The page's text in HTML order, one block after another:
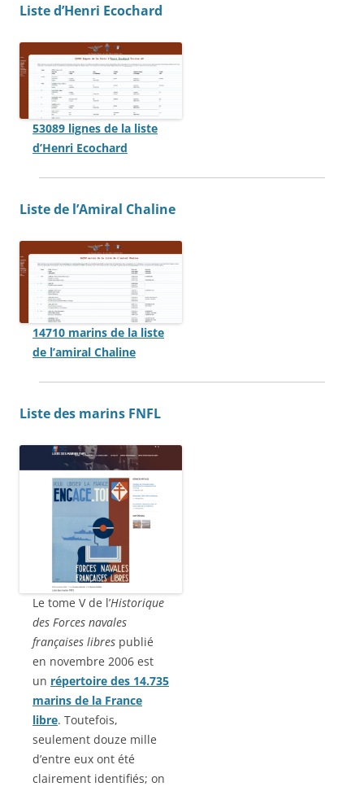
Liste d’Henri Ecochard
53089 lignes de la liste
d’Henri Ecochard
Liste de l’Amiral Chaline
14710 marins de la liste
de l’amiral Chaline
Liste des marins FNFL
Le tome V de l’Historique
des Forces navales
françaises libres publié
en novembre 2006 est
un répertoire des 14.735
marins de la France
libre. Toutefois,
seulement douze mille
d’entre eux ont été
clairement identifiés; on